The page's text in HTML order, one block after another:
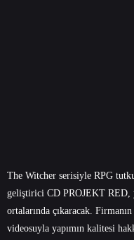
The Witcher serisiyle RPG
geliştirici CD PROJEKT RED,
ortalarında çıkaracak.
videosuyla yapımın kalitesi